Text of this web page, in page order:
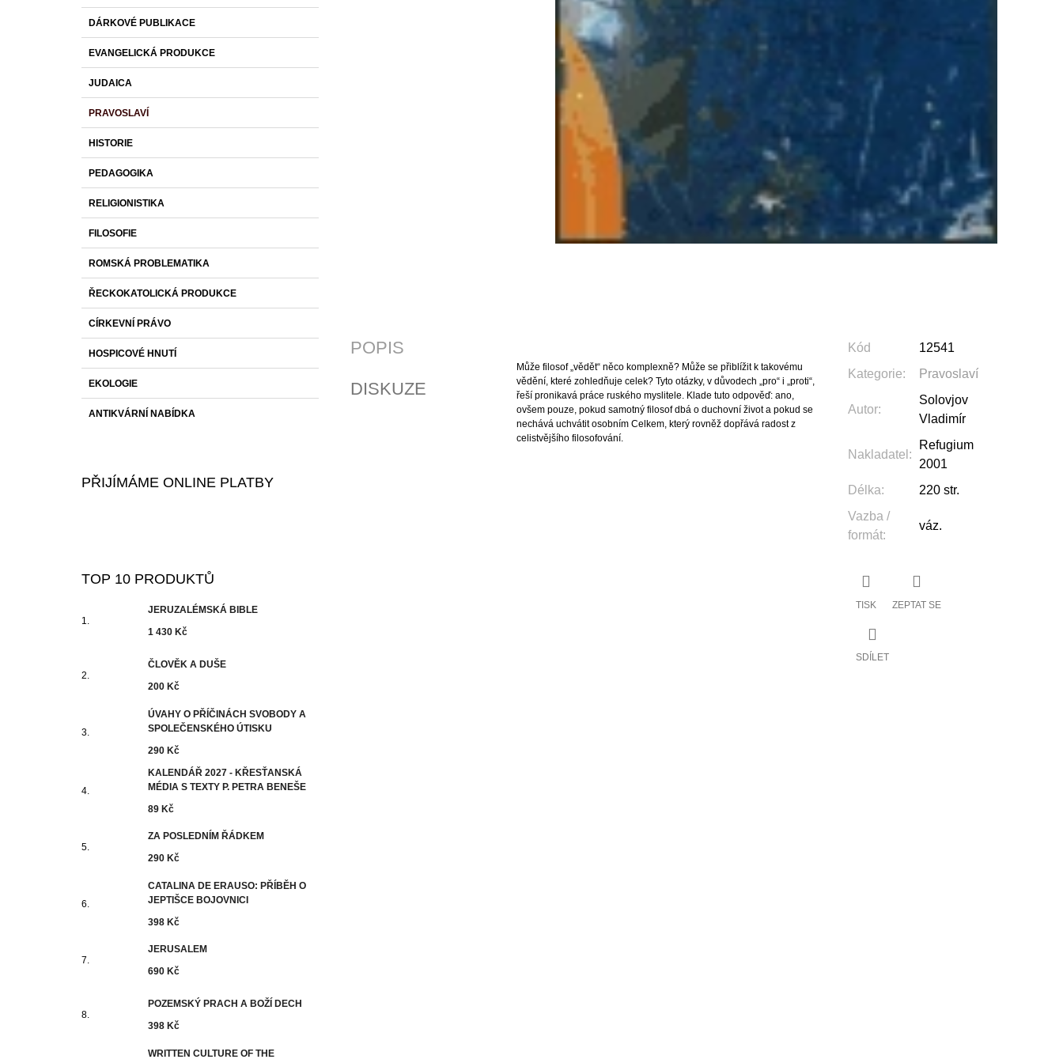
DÁRKOVÉ PUBLIKACE
EVANGELICKÁ PRODUKCE
JUDAICA
PRAVOSLAVÍ
HISTORIE
PEDAGOGIKA
RELIGIONISTIKA
FILOSOFIE
ROMSKÁ PROBLEMATIKA
ŘECKOKATOLICKÁ PRODUKCE
CÍRKEVNÍ PRÁVO
HOSPICOVÉ HNUTÍ
EKOLOGIE
ANTIKVÁRNÍ NABÍDKA
PŘIJÍMÁME ONLINE PLATBY
TOP 10 PRODUKTŮ
JERUZALÉMSKÁ BIBLE
1 430 Kč
ČLOVĚK A DUŠE
200 Kč
ÚVAHY O PŘÍČINÁCH SVOBODY A
SPOLEČENSKÉHO ÚTISKU
290 Kč
KALENDÁŘ 2027 - KŘESŤANSKÁ
MÉDIA S TEXTY P. PETRA BENEŠE
89 Kč
ZA POSLEDNÍM ŘÁDKEM
290 Kč
CATALINA DE ERAUSO: PŘÍBĚH O
JEPTIŠCE BOJOVNICI
398 Kč
JERUSALEM
690 Kč
POZEMSKÝ PRACH A BOŽÍ DECH
398 Kč
WRITTEN CULTURE OF THE
POPIS
DISKUZE
Může filosof „vědět“ něco komplexně? Může se přiblížit k takovému
vědění, které zohledňuje celek? Tyto otázky, v důvodech „pro“ i „proti“,
řeší pronikavá práce ruského myslitele. Klade tuto odpověď: ano,
ovšem pouze, pokud samotný filosof dbá o duchovní život a pokud se
nechává uchvátit osobním Celkem, který rovněž dopřává radost z
celistvějšího filosofování.
Kód
12541
Kategorie: Pravoslaví
Autor:
Solovjov
Vladimír
Nakladatel :
Refugium
2001
Délka:
220 str.
Vazba /
formát:
váz.
TISK ZEPTAT SE
SDÍLET